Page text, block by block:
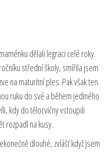
dělali legraci celé roky.
střední školy, smířila jsem
na maturitní ples. Pak však ten
ruku do své a během jediného
kdy do tělocvičny vstoupili
rozpadl na kusy.
dlouhé, zvlášť když jsem